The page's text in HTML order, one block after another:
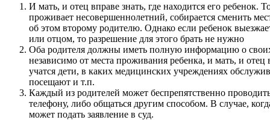
И мать, и отец вправе знать, где находится его ребенок.
проживает несовершеннолетний, собирается сменить
об этом второму родителю. Однако если ребенок
или отцом, то разрешение для этого брать не нужно
Оба родителя должны иметь полную информацию о
независимо от места проживания ребенка, и мать, и отец
учатся дети, в каких медицинских учреждениях
посещают и т.п.
Каждый из родителей может беспрепятственно
телефону, либо общаться другим способом. В случае,
может подать заявление в суд.